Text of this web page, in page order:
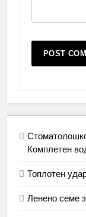
Комплетен
Топлотен
Ленено семе